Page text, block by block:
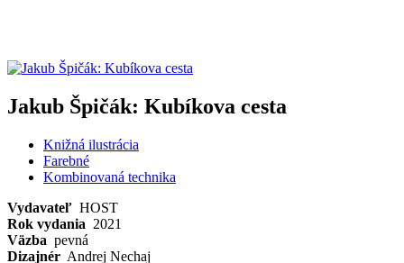
Jakub Špičák: Kubíkova cesta
Knižná ilustrácia
Farebné
Kombinovaná technika
Vydavateľ HOST
Rok vydania 2021
Väzba pevná
Dizajnér Andrej Nechaj